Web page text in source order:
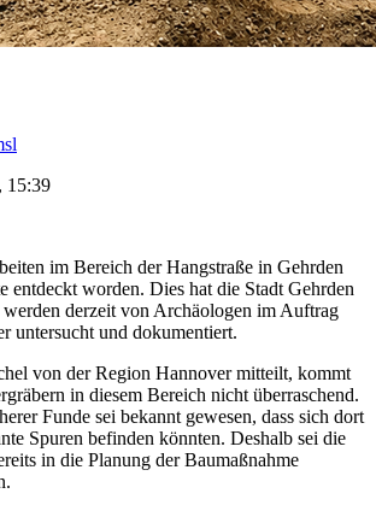
15:39
im Bereich der Hangstraße in Gehrden
entdeckt worden. Dies hat die Stadt Gehrden
derzeit von Archäologen im Auftrag
untersucht und dokumentiert.
von der Region Hannover mitteilt, kommt
in diesem Bereich nicht überraschend.
Funde sei bekannt gewesen, dass sich dort
Spuren befinden könnten. Deshalb sei die
in die Planung der Baumaßnahme